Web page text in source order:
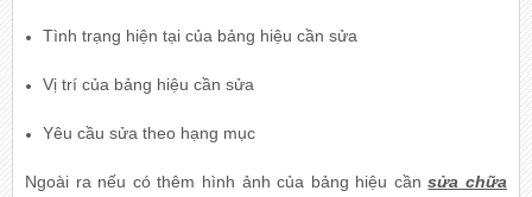
Tình trạng hiện tại của bảng hiệu cần sửa
Vị trí của bảng hiệu cần sửa
Yêu cầu sửa theo hạng mục
Ngoài ra nếu có thêm hình ảnh của bảng hiệu cầnsửa chữa